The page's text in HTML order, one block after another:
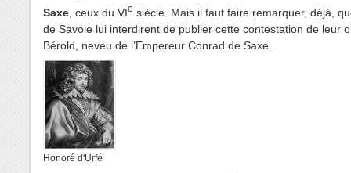
Saxe , ceux du VIe siècle. Mais il faut faire remarquer, déjà,
de Savoie lui interdirent de publier cette contestation de leur
Bérold, neveu de l’Empereur Conrad de Saxe.
Honoré d'Urfé